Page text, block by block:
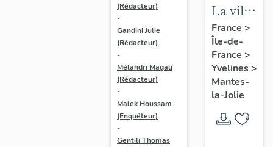
(Rédacteur)
-
Gandini Julie
(Rédacteur)
-
Mélandri Magali
(Rédacteur)
-
Malek Houssam
(Enquêteur)
-
Gentili Thomas
La ville
de
Mantes-
la-Jolie
France >
Île-de-
France >
Yvelines>
Mantes-
la-Jolie